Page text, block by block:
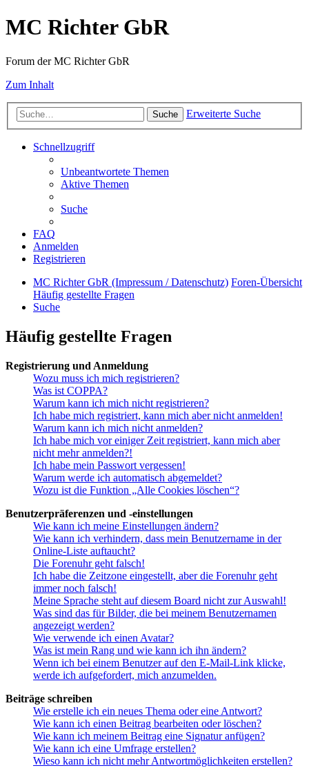
MC Richter GbR
Forum der MC Richter GbR
Zum Inhalt
Suche Erweiterte Suche
Schnellzugriff
Unbeantwortete Themen
Aktive Themen
Suche
FAQ
Anmelden
Registrieren
MC Richter GbR (Impressum / Datenschutz) Foren-Übersicht
Häufig gestellte Fragen
Suche
Häufig gestellte Fragen
Registrierung und Anmeldung
Wozu muss ich mich registrieren?
Was ist COPPA?
Warum kann ich mich nicht registrieren?
Ich habe mich registriert, kann mich aber nicht anmelden!
Warum kann ich mich nicht anmelden?
Ich habe mich vor einiger Zeit registriert, kann mich aber
nicht mehr anmelden?!
Ich habe mein Passwort vergessen!
Warum werde ich automatisch abgemeldet?
Wozu ist die Funktion „Alle Cookies löschen“?
Benutzerpräferenzen und -einstellungen
Wie kann ich meine Einstellungen ändern?
Wie kann ich verhindern, dass mein Benutzername in der
Online-Liste auftaucht?
Die Forenuhr geht falsch!
Ich habe die Zeitzone eingestellt, aber die Forenuhr geht
immer noch falsch!
Meine Sprache steht auf diesem Board nicht zur Auswahl!
Was sind das für Bilder, die bei meinem Benutzernamen
angezeigt werden?
Wie verwende ich einen Avatar?
Was ist mein Rang und wie kann ich ihn ändern?
Wenn ich bei einem Benutzer auf den E-Mail-Link klicke,
werde ich aufgefordert, mich anzumelden.
Beiträge schreiben
Wie erstelle ich ein neues Thema oder eine Antwort?
Wie kann ich einen Beitrag bearbeiten oder löschen?
Wie kann ich meinem Beitrag eine Signatur anfügen?
Wie kann ich eine Umfrage erstellen?
Wieso kann ich nicht mehr Antwortmöglichkeiten erstellen?